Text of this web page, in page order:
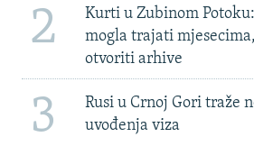
2
Kurti u Zubinom
mogla trajati
otvoriti arhive
3
Rusi u Crnoj Gori traže
uvođenja viza